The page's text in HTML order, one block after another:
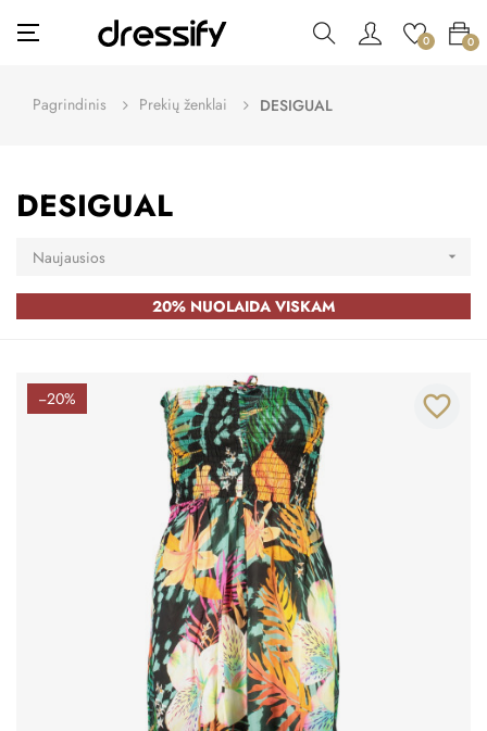
Toggle
navigation
☰ 0 0
Pagrindinis Prekių ženklai DESIGUAL
DESIGUAL
Naujausios 
20% NUOLAIDA VISKAM
−20% favorite_border